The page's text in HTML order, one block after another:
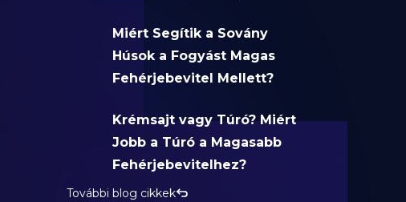
Miért Segítik a Sovány
Húsok a Fogyást Magas
Fehérjebevitel Mellett?
Krémsajt vagy Túró? Miért
Jobb a Túró a Magasabb
Fehérjebevitelhez?
További blog cikkek